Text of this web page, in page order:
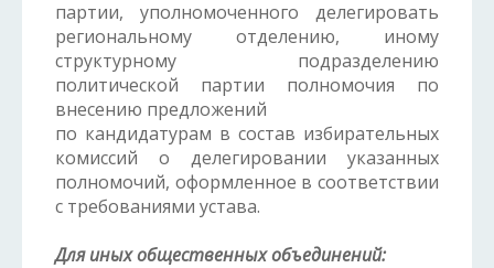
партии, уполномоченного делегировать
региональному отделению, иному
структурному подразделению
политической партии полномочия по
внесению предложений
по кандидатурам в состав избирательных
комиссий о делегировании указанных
полномочий, оформленное в соответствии
с требованиями устава.
Для иных общественных объединений: